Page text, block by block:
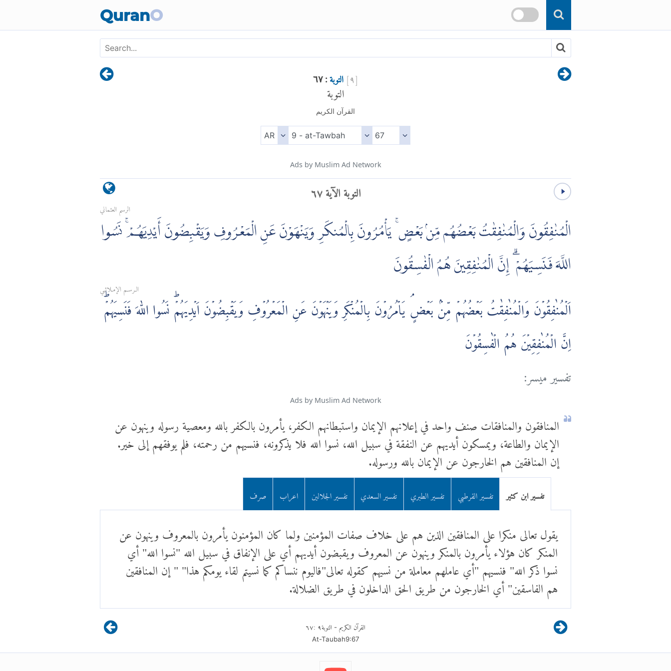
QuranO
[٩]التوبة : ٦٧التوبة
القرآن الكريم
Ads by Muslim Ad Network
التوبة الآية ٦٧
الرسم العثماني
الْمُنٰفِقُونَ وَالْمُنٰفِقٰتُ بَعْضُهُم مِّنۢ بَعْضٍ ۚ يَأْمُرُونَ بِالْمُنكَرِ وَيَنْهَوْنَ عَنِ الْمَعْرُوفِ وَيَقْبِضُونَ أَيْدِيَهُمْ ۚ نَسُوا
اللَّهَ فَنَسِيَهُمْ ۗ إِنَّ الْمُنٰفِقِينَ هُمُ الْفٰسِقُونَ
الـرسـم الإمـلائـي
اَلۡمُنٰفِقُوۡنَ وَالۡمُنٰفِقٰتُ بَعۡضُهُمۡ مِّنۡۢ بَعۡضٍ‌ۘ يَاۡمُرُوۡنَ بِالۡمُنۡكَرِ وَيَنۡهَوۡنَ عَنِ الۡمَعۡرُوۡفِ وَيَقۡبِضُوۡنَ اَيۡدِيَهُمۡ‌ؕ نَسُوا اللّٰهَ فَنَسِيَهُمۡ‌ؕ
اِنَّ الۡمُنٰفِقِيۡنَ هُمُ الۡفٰسِقُوۡنَ
تفسير ميسر:
Ads by Muslim Ad Network
المنافقون والمنافقات صنف واحد في إعلانهم الإيمان واستبطانهم الكفر، يأمرون بالكفر بالله ومعصية رسوله وينهون عن
الإيمان والطاعة، ويمسكون أيديهم عن النفقة في سبيل الله، نسوا الله فلا يذكرونه، فنسيهم من رحمته، فلم يوفقهم إلى خير.
إن المنافقين هم الخارجون عن الإيمان بالله ورسوله.
تفسير ابن كثير تفسير القرطبي تفسير الطبري تفسير السعدي تفسير الجلالين اعراب صرف
يقول تعالى منكرا على المنافقين الذين هم على خلاف صفات المؤمنين ولما كان المؤمنون يأمرون بالمعروف وينهون عن
المنكر كان هؤلاء يأمرون بالمنكر وينهون عن المعروف ويقبضون أيديهم أي على الإنفاق في سبيل الله "نسوا الله" أي
نسوا ذكر الله" فنسيهم "أي عاملهم معاملة من نسيهم كقوله تعالى"فاليوم ننساكم كما نسيتم لقاء يومكم هذا" " إن المنافقين
هم الفاسقين" أي الخارجون من طريق الحق الداخلون في طريق الضلالة.
القرآن الكريم - التوبة٩:٦٧
At-Taubah9:67